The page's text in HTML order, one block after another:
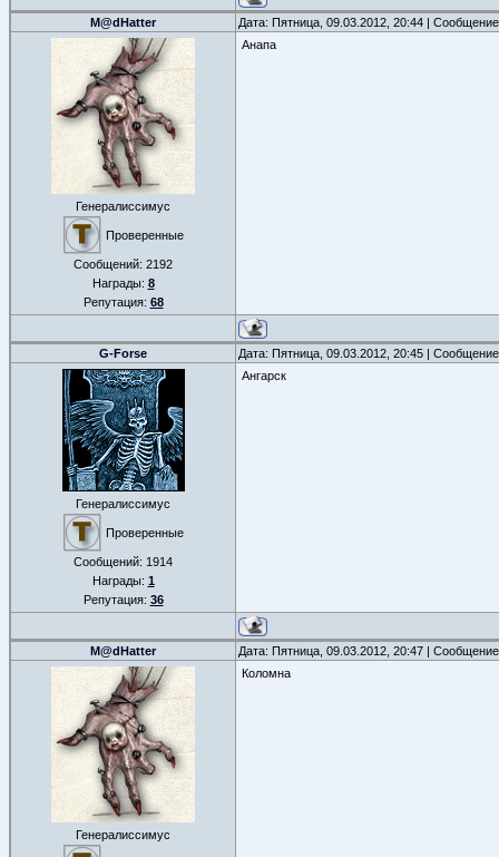
M@dHatter Дата: Пятница, 09.03.2012, 20:44 |
Генералиссимус
Проверенные
Сообщений: 2192
Награды: 8
Репутация: 68
Анапа
G-Forse Дата: Пятница, 09.03.2012, 20:45 |
Генералиссимус
Проверенные
Сообщений: 1914
Награды: 1
Репутация: 36
Ангарск
M@dHatter Дата: Пятница, 09.03.2012, 20:47 |
Генералиссимус
Коломна